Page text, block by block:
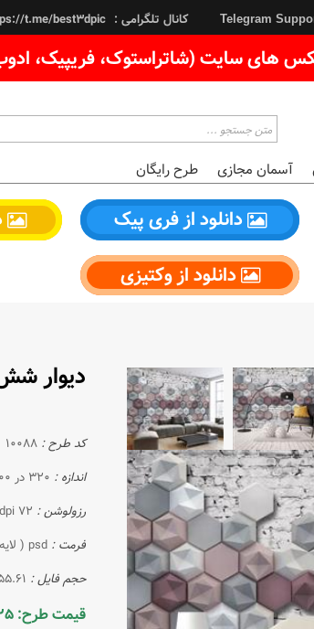
Telegram کانال تلگرامی : t.me/best3dpic
های سایت (شاتراستوک، فریپیک،
آسمان مجازی طرح رایگان
دانلود از فری پیک
دانلود از وکتیزی
دیوار
کد طرح : 10088
اندازه : 320 در 200 سانتی متر
رزولوشن : 72 dpi
فرمت : psd ( لایه باز است )
حجم فایل : 155.61
قیمت طرح: 225 سکه